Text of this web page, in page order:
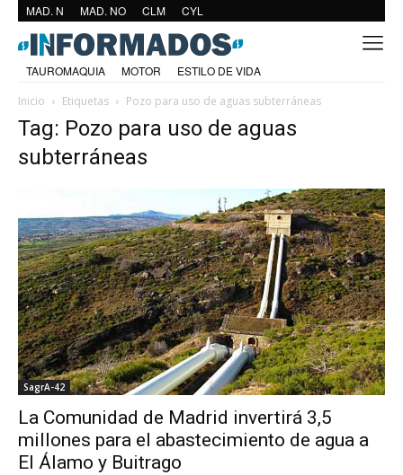
MAD. N MAD. NO CLM CYL
TAUROMAQUIA MOTOR
ESTILO DE VIDA
Inicio
Etiquetas Pozo para uso de aguas subterráneas
Tag: Pozo para uso de aguas
subterráneas
SagrA-42
La Comunidad de Madrid invertirá 3,5
millones para el abastecimiento de agua a
El Álamo y Buitrago